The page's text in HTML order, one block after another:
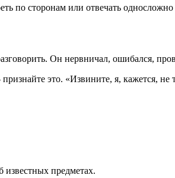
по сторонам или отвечать
Он нервничал, ошибался,
это. «Извините, я, кажется, не
предметах.